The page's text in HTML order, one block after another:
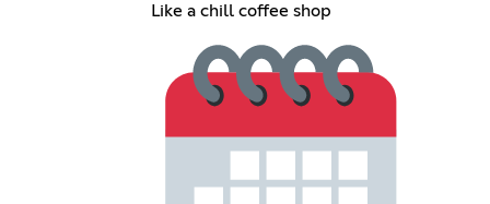
Like a chill coffee shop